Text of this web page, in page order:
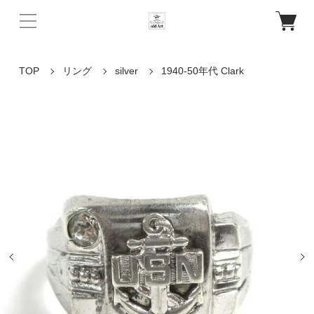
TOP リング silver 1940-50年代 Clark